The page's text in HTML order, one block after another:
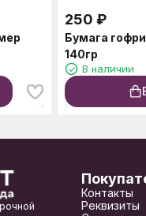
250 ₽
Бумага
140гр
В наличии
Контакты
Реквизиты